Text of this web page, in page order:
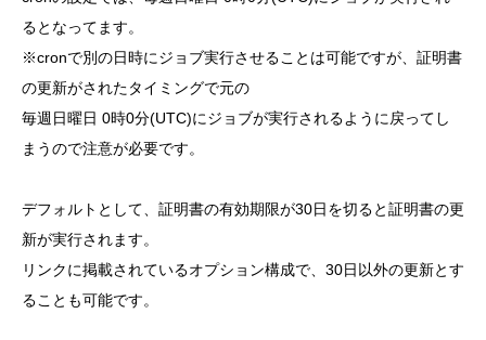
るとなってます。
※cronで別の日時にジョブ実行させることは可能ですが、証明書
の更新がされたタイミングで元の
毎週日曜日 0時0分(UTC)にジョブが実行されるように戻ってし
まうので注意が必要です。
デフォルトとして、証明書の有効期限が30日を切ると証明書の更
新が実行されます。
リンクに掲載されているオプション構成で、30日以外の更新とす
ることも可能です。